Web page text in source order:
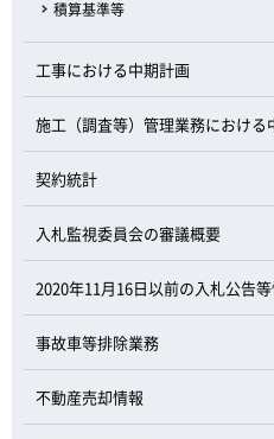
積算基準等
工事における中期計画
施工（調査等）管理業務における
契約統計
入札監視委員会の審議概要
2020年11月16日以前の入札公告
事故車等排除業務
不動産売却情報